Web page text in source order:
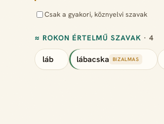
Csak a gyakori, köznyelvi szavak
≈ ROKON ÉRTELMŰ SZAVAK · 4
láb lábacska BIZALMAS